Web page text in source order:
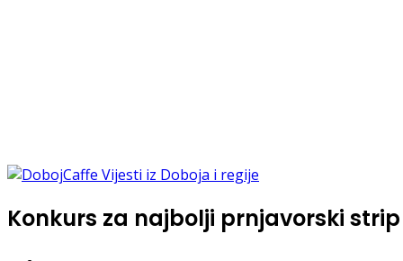
Konkurs za najbolji prnjavorski strip